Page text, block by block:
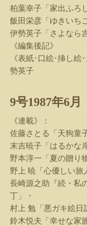
柏葉幸子「家出ふろ
飯田栄彦「ゆきいち
伊勢英子「さよなら
《編集後記》
《表紙･口絵･挿し
勢英子
9号1987年6月
《連載》：
佐藤さとる「天狗童
末吉暁子「はるかな
野本淳一「夏の贈り
野上 暁「心優しい旅
長崎源之助『続・私
丁」・
村上 勉「悪ガキ絵日
鈴木悦夫「幸せな家